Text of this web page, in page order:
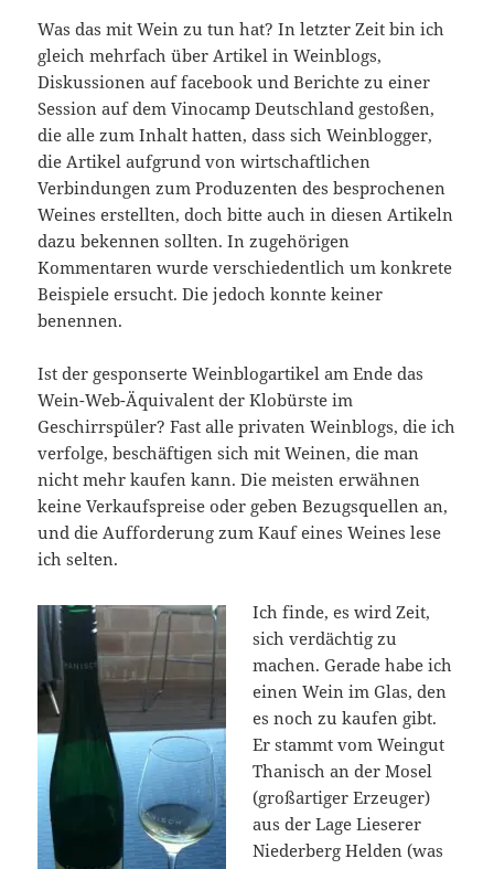
Was das mit Wein zu tun hat? In letzter Zeit bin ich
gleich mehrfach über Artikel in Weinblogs,
Diskussionen auf facebook und Berichte zu einer
Session auf dem Vinocamp Deutschland gestoßen,
die alle zum Inhalt hatten, dass sich Weinblogger,
die Artikel aufgrund von wirtschaftlichen
Verbindungen zum Produzenten des besprochenen
Weines erstellten, doch bitte auch in diesen Artikeln
dazu bekennen sollten. In zugehörigen
Kommentaren wurde verschiedentlich um konkrete
Beispiele ersucht. Die jedoch konnte keiner
benennen.
Ist der gesponserte Weinblogartikel am Ende das
Wein-Web-Äquivalent der Klobürste im
Geschirrspüler? Fast alle privaten Weinblogs, die ich
verfolge, beschäftigen sich mit Weinen, die man
nicht mehr kaufen kann. Die meisten erwähnen
keine Verkaufspreise oder geben Bezugsquellen an,
und die Aufforderung zum Kauf eines Weines lese
ich selten.
Ich finde, es wird Zeit,
sich verdächtig zu
machen. Gerade habe ich
einen Wein im Glas, den
es noch zu kaufen gibt.
Er stammt vom Weingut
Thanisch an der Mosel
(großartiger Erzeuger)
aus der Lage Lieserer
Niederberg Helden (was